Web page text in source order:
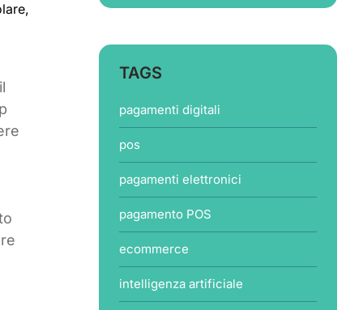
TAGS
pagamenti digitali
pos
pagamenti elettronici
pagamento POS
ecommerce
intelligenza artificiale